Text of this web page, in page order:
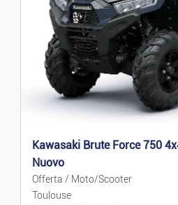
Kawasaki Brute Force 750
Nuovo
Offerta / Moto/Scooter
Toulouse